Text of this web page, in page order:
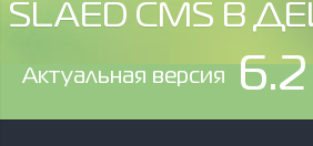
SLAED CMS В
Aктуальная версия 6.2